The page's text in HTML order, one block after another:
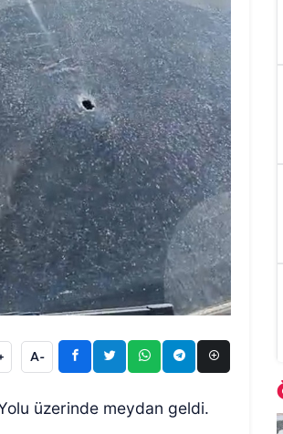
A-
üzerinde meydan geldi.